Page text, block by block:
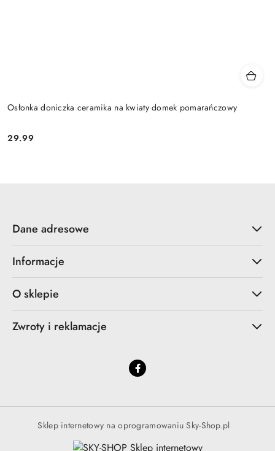
Osłonka doniczka ceramika na kwiaty domek pomarańczowy
Cena:
29.99
Dane adresowe
Informacje
O sklepie
Zwroty i reklamacje
Sklep internetowy na oprogramowaniu Sky-Shop.pl